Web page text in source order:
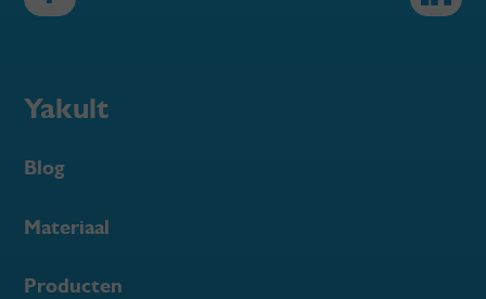
Yakult
Blog
Materiaal
Producten